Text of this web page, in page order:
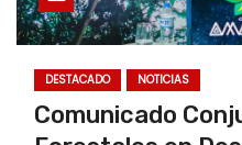
DESTACADO NOTICIAS
Comunicado